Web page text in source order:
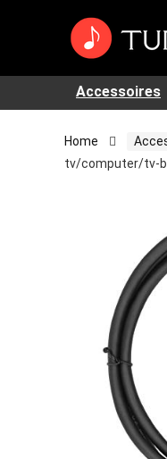
Accessoires
Home
tv/computer/tv-